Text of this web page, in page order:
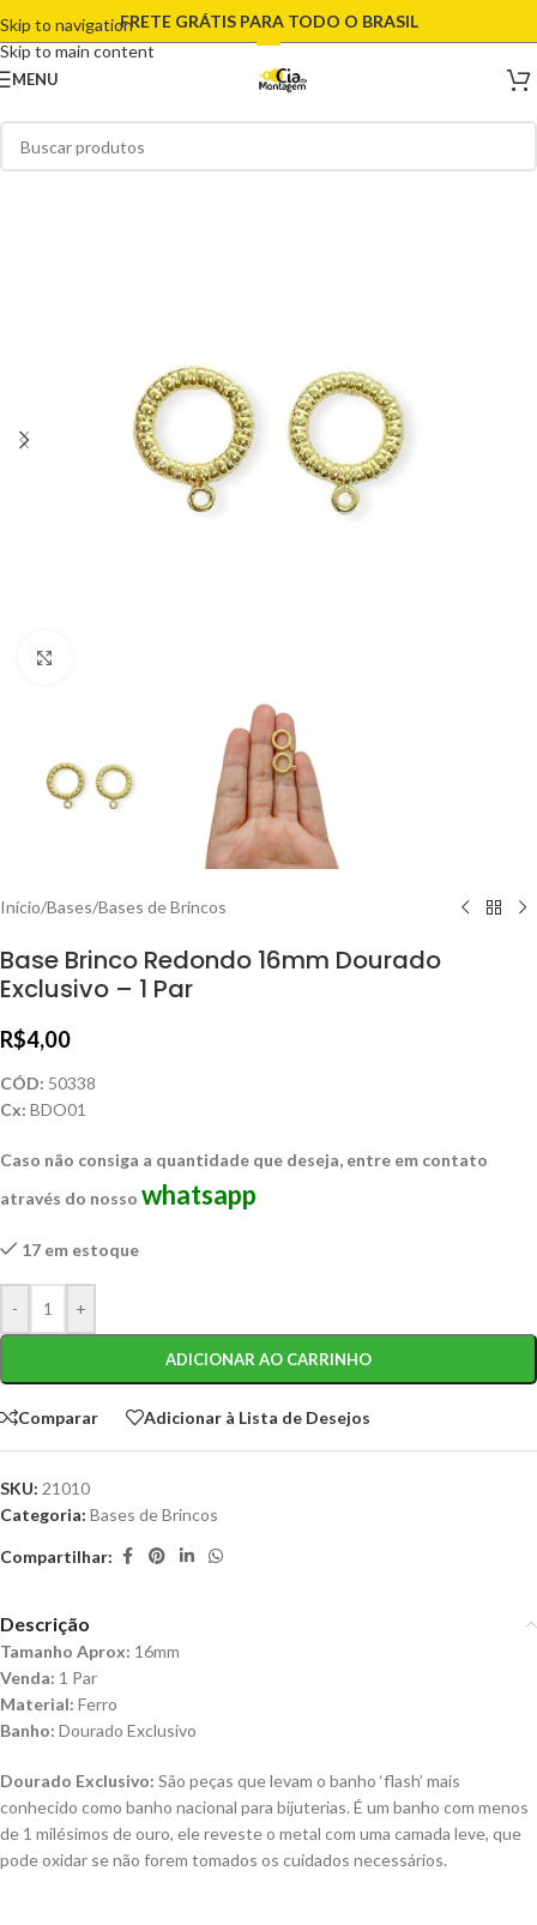
Skip to navigation
Skip to main content
FRETE GRÁTIS PARA TODO O BRASIL
MENU
Início/Bases/Bases de Brincos
Base Brinco Redondo 16mm Dourado
Exclusivo – 1 Par
R$4,00
CÓD: 50338
Cx: BDO01
Caso não consiga a quantidade que deseja, entre em contato
através do nosso whatsapp
17 em estoque
- +
ADICIONAR AO CARRINHO
Comparar Adicionar à Lista de Desejos
SKU: 21010
Categoria: Bases de Brincos
Compartilhar:
Descrição
Tamanho Aprox: 16mm
Venda: 1 Par
Material: Ferro
Banho: Dourado Exclusivo
Dourado Exclusivo: São peças que levam o banho ‘flash’ mais
conhecido como banho nacional para bijuterias. É um banho com menos
de 1 milésimos de ouro, ele reveste o metal com uma camada leve, que
pode oxidar se não forem tomados os cuidados necessários.